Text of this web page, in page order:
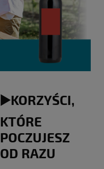
▶️KORZYŚCI,
KTÓRE
POCZUJESZ
OD RAZU